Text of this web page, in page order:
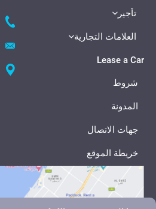
تأجير
العلامات التجارية
Lease a Car
شروط
المدونة
جهات الاتصال
خريطة الموقع